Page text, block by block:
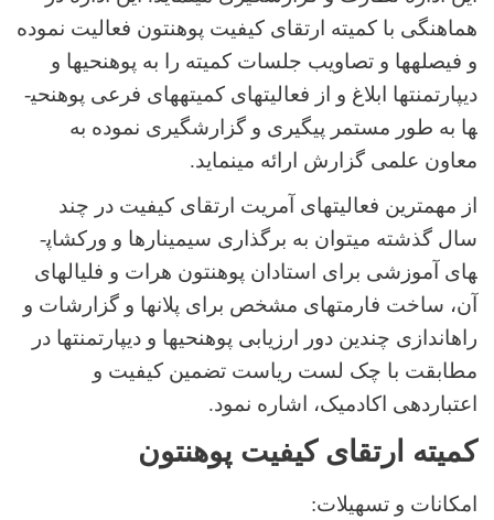
هماهنگی با کمیته ارتقای کیفیت پوهنتون فعالیت نموده
و فیصله­ها و تصاویب جلسات کمیته را به پوهنحی­ها و
دیپارتمنت­ها ابلاغ و از فعالیت­های کمیته­های فرعی پوهنحی­
ها به طور مستمر پیگیری و گزارش­گیری نموده به
معاون علمی گزارش ارائه مینماید.
از مهمترین فعالیت­های آمریت ارتقای کیفیت در چند
سال گذشته میتوان به برگذاری سیمینارها و ورکشاپ­
های آموزشی برای استادان پوهنتون هرات و فلیال­های
آن، ساخت فارمت­های مشخص برای پلان­ها و گزارشات و
راه­اندازی چندین دور ارزیابی پوهنحی­ها و دیپارتمنت­ها در
مطابقت با چک لست ریاست تضمین کیفیت و
اعتباردهی اکادمیک، اشاره نمود.
کمیته ارتقای کیفیت پوهنتون
امکانات و تسهیلات: